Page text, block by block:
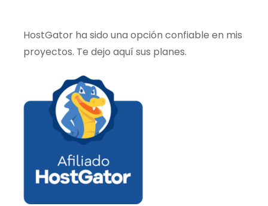
HostGator ha sido una opción confiable en mis
proyectos. Te dejo aquí sus planes.